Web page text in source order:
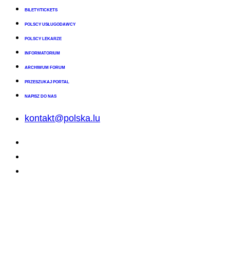
BILETY/TICKETS
POLSCY USŁUGODAWCY
POLSCY LEKARZE
INFORMATORIUM
ARCHIWUM FORUM
PRZESZUKAJ PORTAL
NAPISZ DO NAS
kontakt@polska.lu